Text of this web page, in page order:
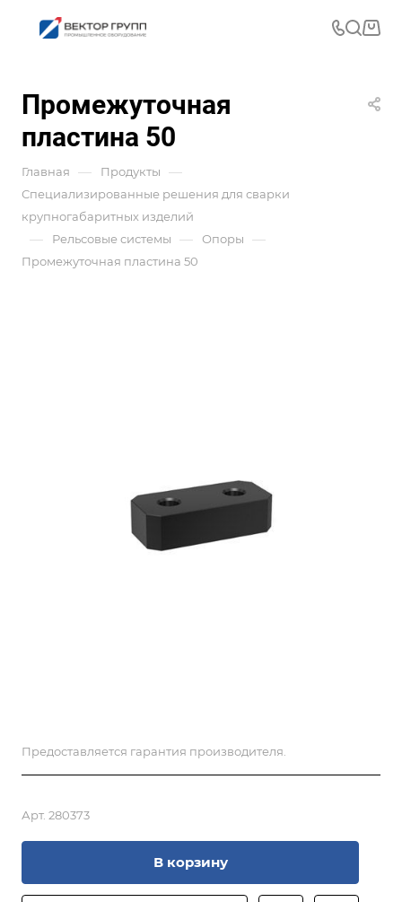
Промежуточная
пластина 50
Главная — Продукты —
Специализированные решения для сварки
крупногабаритных изделий
— Рельсовые системы — Опоры —
Промежуточная пластина 50
Предоставляется гарантия производителя.
Арт. 280373
В корзину